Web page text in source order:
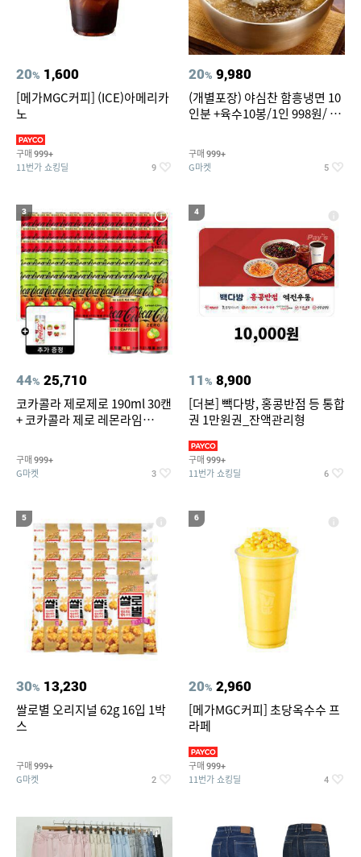
20% 1,600
[메가MGC커피] (ICE)아메리카
노
구매 999+
11번가 쇼킹딜 9
20% 9,980
(개별포장) 야심찬 함흥냉면 10
인분 +육수10봉/1인 998원/ 머
구매 999+
G마켓 5
3
44% 25,710
코카콜라 제로제로 190ml 30캔
+ 코카콜라 제로 레몬라임
티커 세트
구매 999+
G마켓 3
4
11% 8,900
[더본] 빽다방, 홍콩반점 등 통합
권 1만원권_잔액관리형
구매 999+
11번가 쇼킹딜 6
5
30% 13,230
쌀로별 오리지널 62g 16입 1박
스
구매 999+
G마켓 2
6
20% 2,960
[메가MGC커피] 초당옥수수 프
라페
구매 999+
11번가 쇼킹딜 4